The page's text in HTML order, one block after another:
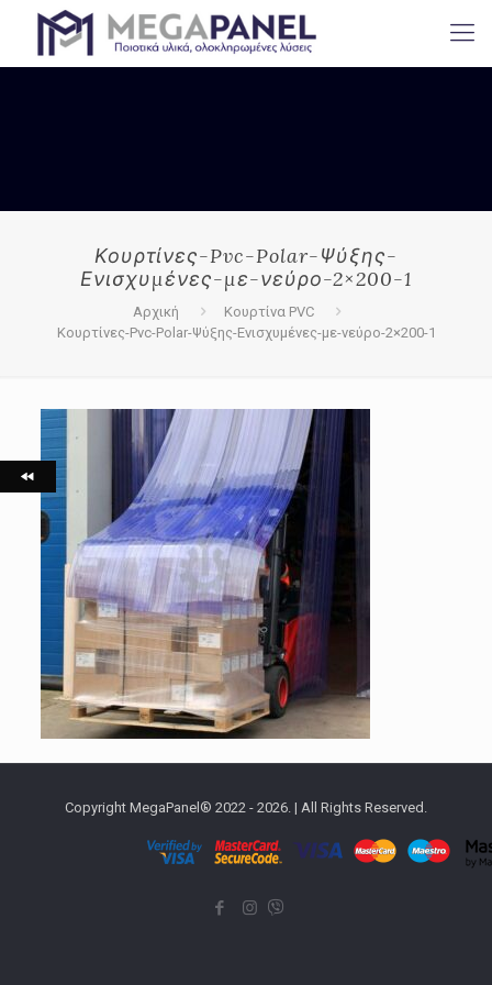
Κουρτίνες-Pvc-Polar-Ψύξης-
Ενισχυμένες-με-νεύρο-2×200-1
Αρχική
Κουρτίνα PVC
Κουρτίνες-Pvc-Polar-Ψύξης-Ενισχυμένες-με-νεύρο-2×200-1
Copyright MegaPanel® 2022 - 2026. | All Rights Reserved.